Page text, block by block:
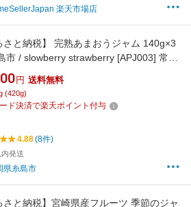
楽天市場店
さと納税】 完熟あまおうジャム 140g×3
市 / slowberry strawberry [APJ003] 常温
1万1千円
円 送料無料
(420g)
ド決済で楽天ポイント付与
4.88(8件)
発送
県糸島市
さと納税】宮崎県産フルーツ 季節のジャ